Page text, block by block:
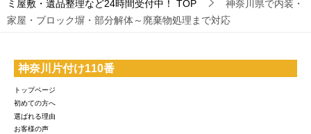
ミ屋敷・遺品整理など24時間受付中！
TOP
神奈川県で内装・
家屋・ブロック塀・部分解体～廃棄物処理まで対応
神奈川片付け110番
トップページ
初めての方へ
選ばれる理由
お客様の声